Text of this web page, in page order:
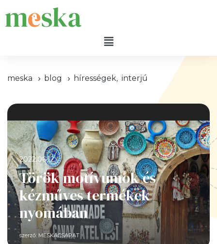
meska blog hírességek, interjú
2022.06.12.
Török motívumok és
kézműves termékek
nyomában
szerző: MESKACSAPAT